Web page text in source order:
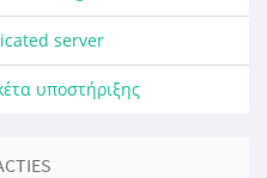
server
υποστήριξης